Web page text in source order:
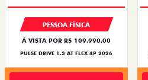
PESSOA FÍSICA
À VISTA POR R$ 109.990,00
PULSE DRIVE 1.3 AT FLEX 4P 2026